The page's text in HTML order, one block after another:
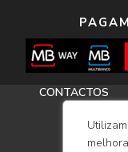
CONTACTOS